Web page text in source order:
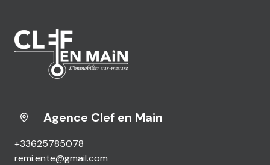
Agence Clef en Main
+33625785078
remi.ente@gmail.com